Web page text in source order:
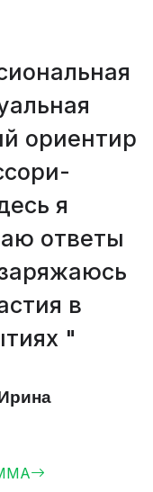
нашей
получаем
и
свой
частью
что
новые